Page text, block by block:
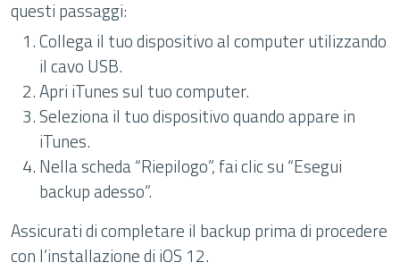
questi passaggi:
Collega il tuo dispositivo al computer utilizzando
il cavo USB.
Apri iTunes sul tuo computer.
Seleziona il tuo dispositivo quando appare in
iTunes.
Nella scheda “Riepilogo”, fai clic su “Esegui
backup adesso”.
Assicurati di completare il backup prima di procedere
con l’installazione di iOS 12.